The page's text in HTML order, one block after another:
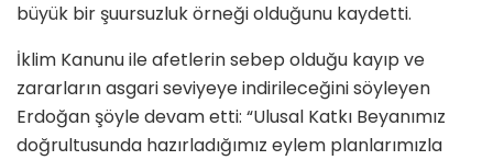
büyük bir şuursuzluk örneği olduğunu kaydetti.
İklim Kanunu ile afetlerin sebep olduğu kayıp ve
zararların asgari seviyeye indirileceğini söyleyen
Erdoğan şöyle devam etti: “Ulusal Katkı Beyanımız
doğrultusunda hazırladığımız eylem planlarımızla